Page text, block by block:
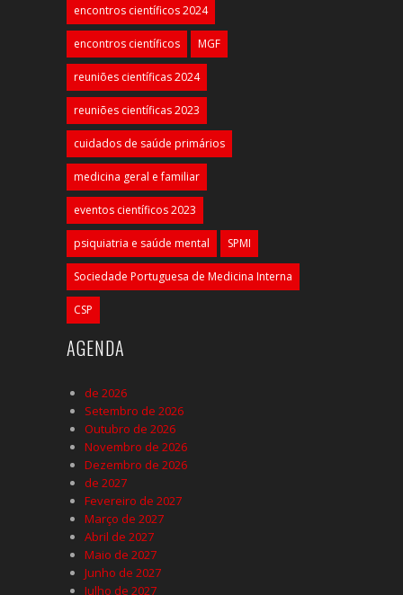
encontros científicos 2024
encontros científicos MGF
reuniões científicas 2024
reuniões científicas 2023
cuidados de saúde primários
medicina geral e familiar
eventos científicos 2023
psiquiatria e saúde mental SPMI
Sociedade Portuguesa de Medicina Interna
CSP
AGENDA
de 2026
Setembro de 2026
Outubro de 2026
Novembro de 2026
Dezembro de 2026
de 2027
Fevereiro de 2027
Março de 2027
Abril de 2027
Maio de 2027
Junho de 2027
Julho de 2027